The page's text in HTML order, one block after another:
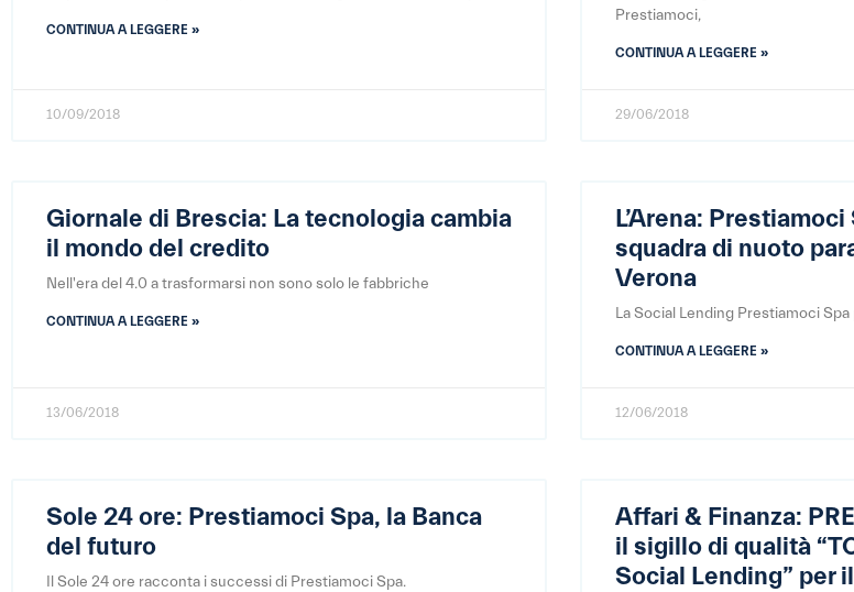
CONTINUA A LEGGERE »
10/09/2018
Prestiamoci,
CONTINUA A LEGGERE »
29/06/2018
Giornale di Brescia: La tecnologia cambia
il mondo del credito
Nell'era del 4.0 a trasformarsi non sono solo le fabbriche
CONTINUA A LEGGERE »
13/06/2018
L’Arena:
squadra di nuoto
Verona
La Social Lending Prestiamoci
CONTINUA A LEGGERE »
12/06/2018
Sole 24 ore: Prestiamoci Spa, la Banca
del futuro
Il Sole 24 ore racconta i successi di Prestiamoci Spa.
Affari & Finanza:
il sigillo di qualità
Social Lending” per